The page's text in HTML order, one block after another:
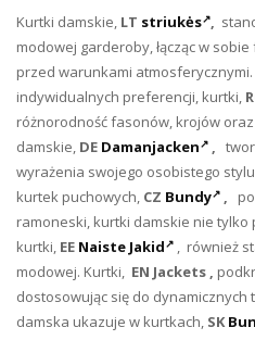
Kurtki damskie, LT striukės ,
modowej garderoby, łącząc w
przed warunkami
indywidualnych preferencji, kurtki,
różnorodność fasonów, krojów
damskie, DE Damanjacken ,
wyrażenia swojego osobistego
kurtek puchowych, CZ Bundy ,
ramoneski, kurtki damskie nie tylko
kurtki, EE Naiste Jakid
, również
modowej. Kurtki, EN Jackets ,
dostosowując się do dynamicznych
damska ukazuje w kurtkach, SK